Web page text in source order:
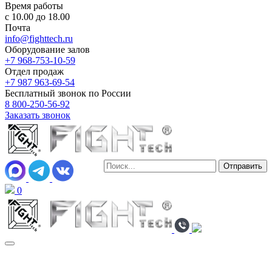
Время работы
с 10.00 до 18.00
Почта
info@fighttech.ru
Оборудование залов
+7 968-753-10-59
Отдел продаж
+7 987 963-69-54
Бесплатный звонок по России
8 800-250-56-92
Заказать звонок
0